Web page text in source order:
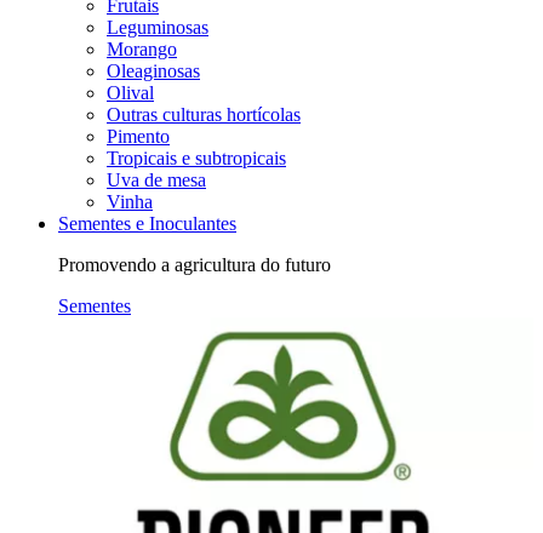
Frutais
Leguminosas
Morango
Oleaginosas
Olival
Outras culturas hortícolas
Pimento
Tropicais e subtropicais
Uva de mesa
Vinha
Sementes e Inoculantes
Promovendo a agricultura do futuro
Sementes